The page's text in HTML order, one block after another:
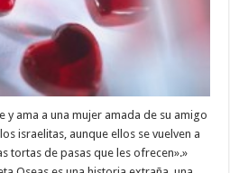
y ama a una mujer amada de su amigo
israelitas, aunque ellos se vuelven a
tortas de pasas que les ofrecen».»